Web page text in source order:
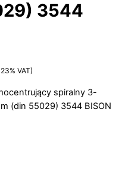
3544
VAT)
spiralny 3-
(din 55029) 3544 BISON